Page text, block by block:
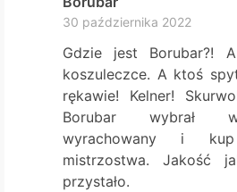
30 października 2022
Gdzie jest
koszuleczce. A ktoś
rękawie! Kelner!
Borubar wybrał
wyrachowany i
mistrzostwa. Jakość
przystało.